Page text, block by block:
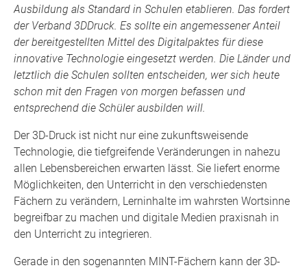
Ausbildung als Standard in Schulen etablieren. Das fordert
der Verband 3DDruck. Es sollte ein angemessener Anteil
der bereitgestellten Mittel des Digitalpaktes für diese
innovative Technologie eingesetzt werden. Die Länder und
letztlich die Schulen sollten entscheiden, wer sich heute
schon mit den Fragen von morgen befassen und
entsprechend die Schüler ausbilden will.
Der 3D-Druck ist nicht nur eine zukunftsweisende
Technologie, die tiefgreifende Veränderungen in nahezu
allen Lebensbereichen erwarten lässt. Sie liefert enorme
Möglichkeiten, den Unterricht in den verschiedensten
Fächern zu verändern, Lerninhalte im wahrsten Wortsinne
begreifbar zu machen und digitale Medien praxisnah in
den Unterricht zu integrieren.
Gerade in den sogenannten MINT-Fächern kann der 3D-